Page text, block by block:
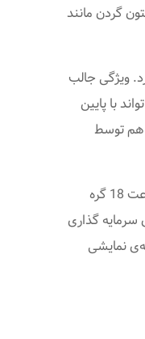
گردن مانند
137 متری عجیب و غریب را به عهده دارد. ویژگی جالب
می تواند با پایین
هم توسط
این کانسپت، شامل پیشرانه‌ای با دو موتور، یکی کاملاً برقی و دیگری موتور مرکزی MTU Rolls-Royce برای افزایش سرعت می‌باشد، که باعث می شود این قایق به راحتی با سرعت 18 گره
سرمایه گذاری
نمایشی